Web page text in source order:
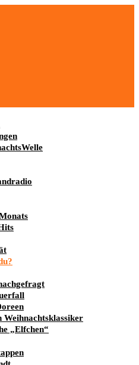
Weihnachtsklassiker
„Elfchen“